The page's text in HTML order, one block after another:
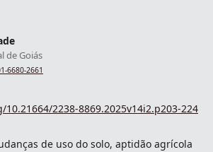
de Goiás
6680-2661
2238-8869.2025v14i2.p203-224
de uso do solo, aptidão agrícola